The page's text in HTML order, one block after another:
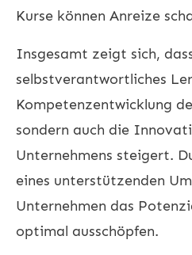
Kurse können Anreize
Insgesamt zeigt sich,
selbstverantwortliches
Kompetenzentwicklung
sondern auch die
Unternehmens steigert.
eines unterstützenden
Unternehmen das
optimal ausschöpfen.